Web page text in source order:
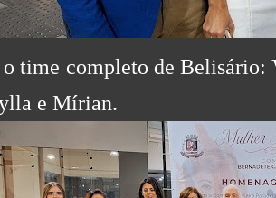
time completo de Belisário:
e Mírian.